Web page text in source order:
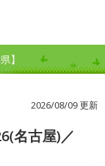
】
2026/08/09 更新
名古屋)／